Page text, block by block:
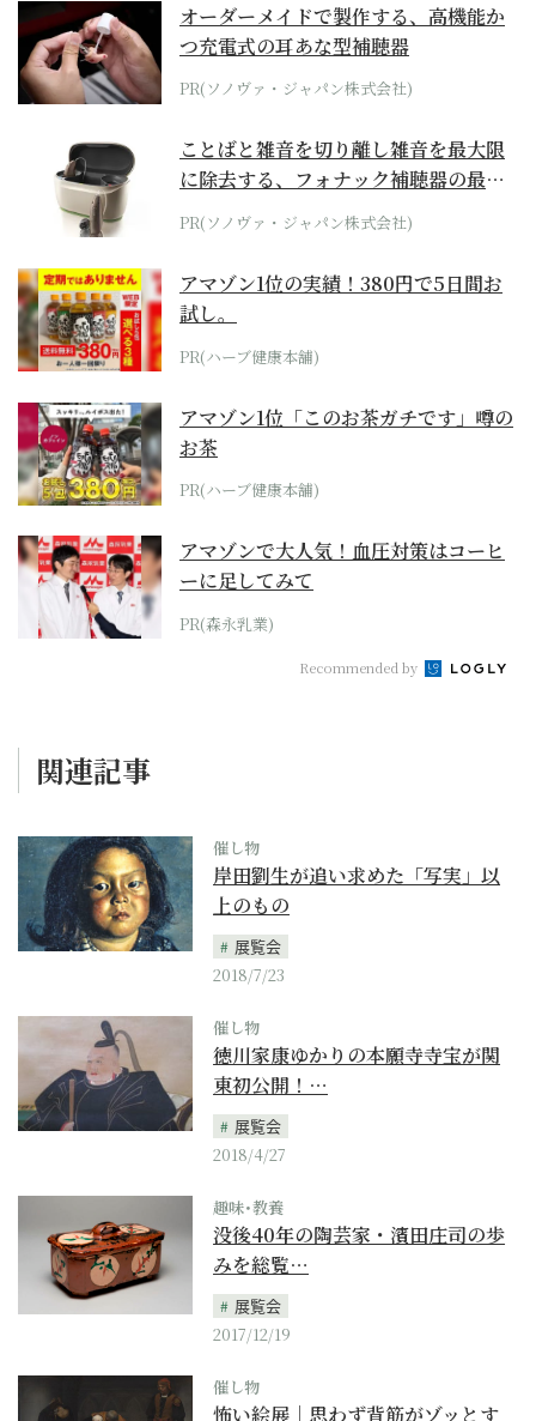
オーダーメイドで製作する、高機能か
つ充電式の耳あな型補聴器
PR(ソノヴァ・ジャパン株式会社)
ことばと雑音を切り離し雑音を最大限
に除去する、フォナック補聴器の最上
位モデル
PR(ソノヴァ・ジャパン株式会社)
アマゾン1位の実績！380円で5日間お
試し。
PR(ハーブ健康本舗)
アマゾン1位「このお茶ガチです」噂の
お茶
PR(ハーブ健康本舗)
アマゾンで大人気！血圧対策はコーヒ
ーに足してみて
PR(森永乳業)
Recommended by
関連記事
催し物
岸田劉生が追い求めた「写実」以
上のもの
展覧会
2018/7/23
催し物
徳川家康ゆかりの本願寺寺宝が関
東初公開！…
展覧会
2018/4/27
趣味･教養
没後40年の陶芸家・濱田庄司の歩
みを総覧…
展覧会
2017/12/19
催し物
怖い絵展｜思わず背筋がゾッとす